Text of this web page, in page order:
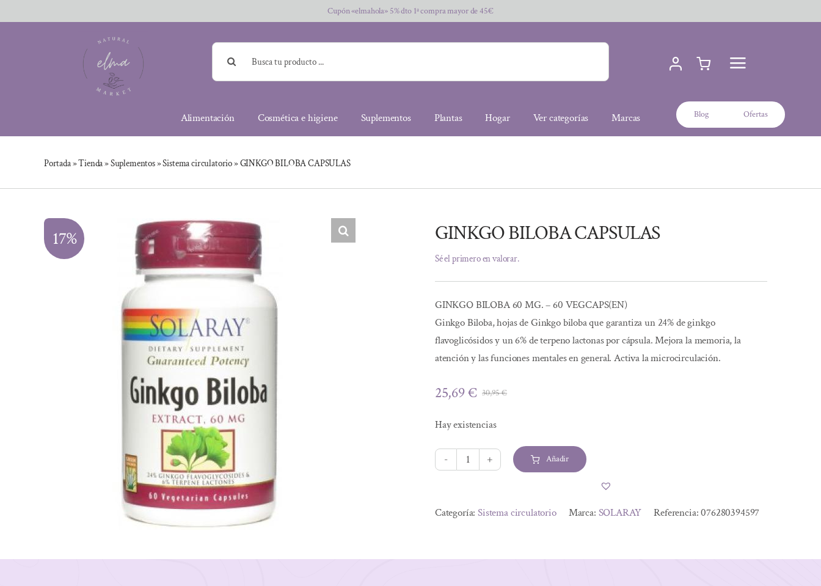
al
Cupón «elmahola» 5% dto 1ª compra mayor de 45€
Buscar:
Alimentación Cosmética e higiene Suplementos Plantas Hogar Ver categorías Marcas Blog Ofertas
Portada»Tienda»Suplementos»Sistema circulatorio»GINKGO BILOBA CAPSULAS
17% GINKGO BILOBA CAPSULAS
Sé el primero en valorar.
GINKGO BILOBA 60 MG. – 60 VEGCAPS(EN)
Ginkgo Biloba, hojas de Ginkgo biloba que garantiza un 24% de ginkgo
flavoglicósidos y un 6% de terpeno lactonas por cápsula. Mejora la memoria, la
atención y las funciones mentales en general. Activa la microcirculación.
30,95€El
era:
30,95 €.
25,69€
El
es:
25,69 €.
Hay existencias
GINKGO
cantidad
Añadir
Categoría:Sistema circulatorio Marca: SOLARAY Referencia:076280394597